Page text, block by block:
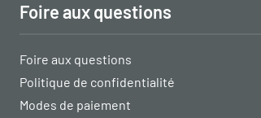
Foire aux questions
Foire aux questions
Politique de confidentialité
Modes de paiement